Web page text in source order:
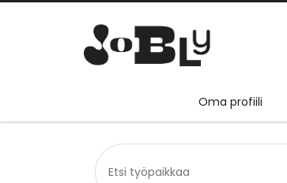
Oma profiili